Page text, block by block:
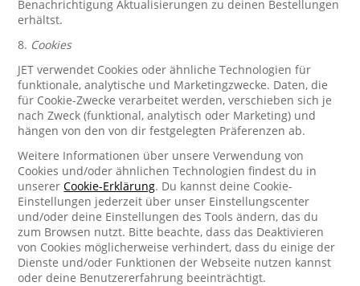
Benachrichtigung Aktualisierungen zu deinen Bestellungen
erhältst.
8. Cookies
JET verwendet Cookies oder ähnliche Technologien für
funktionale, analytische und Marketingzwecke. Daten, die
für Cookie-Zwecke verarbeitet werden, verschieben sich je
nach Zweck (funktional, analytisch oder Marketing) und
hängen von den von dir festgelegten Präferenzen ab.
Weitere Informationen über unsere Verwendung von
Cookies und/oder ähnlichen Technologien findest du in
unsererCookie-Erklärung. Du kannst deine Cookie-
Einstellungen jederzeit über unser Einstellungscenter
und/oder deine Einstellungen des Tools ändern, das du
zum Browsen nutzt. Bitte beachte, dass das Deaktivieren
von Cookies möglicherweise verhindert, dass du einige der
Dienste und/oder Funktionen der Webseite nutzen kannst
oder deine Benutzererfahrung beeinträchtigt.